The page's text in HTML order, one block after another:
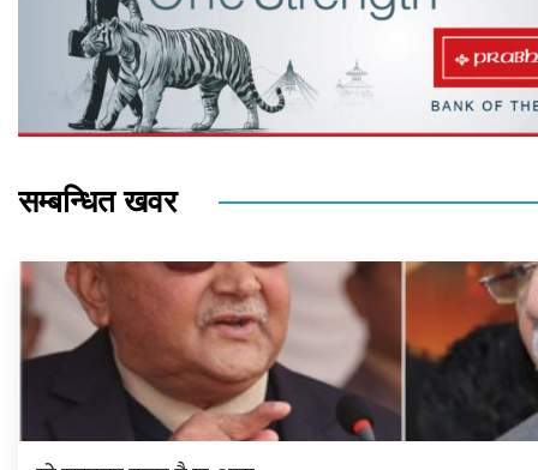
सम्बन्धित खवर